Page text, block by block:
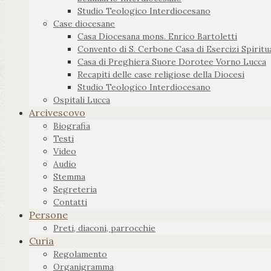
Studio Teologico Interdiocesano
Case diocesane
Casa Diocesana mons. Enrico Bartoletti
Convento di S. Cerbone Casa di Esercizi
Casa di Preghiera Suore Dorotee Vorno Lucca
Recapiti delle case religiose della Diocesi
Studio Teologico Interdiocesano
Ospitali Lucca
Arcivescovo
Biografia
Testi
Video
Audio
Stemma
Segreteria
Contatti
Persone
Preti, diaconi, parrocchie
Curia
Regolamento
Organigramma